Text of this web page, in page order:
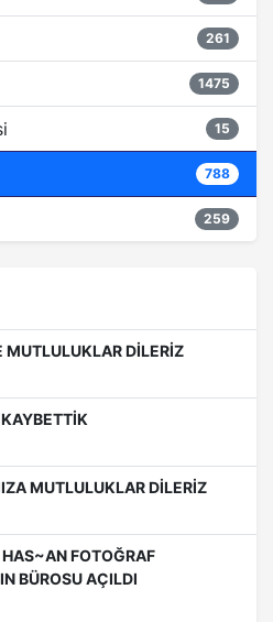
261
1475
15
788
259
MUTLULUKLAR DİLERİZ
MUTLULUKLAR DİLERİZ
FOTOĞRAF
BÜROSU AÇILDI